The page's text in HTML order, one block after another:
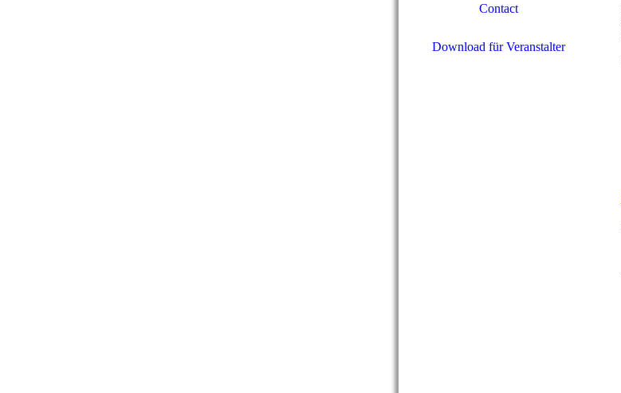
Contact
Download für Veranstalter